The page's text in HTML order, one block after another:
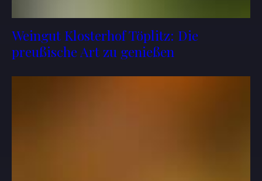
Weingut Klosterhof Töplitz: Die
preußische Art zu genießen